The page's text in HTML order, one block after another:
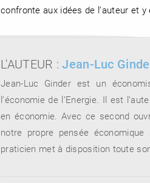
confronte aux idées de l’auteur et
L'AUTEUR :Jean-Luc
Jean-Luc Ginder est un
l’économie de l’Energie. Il est
en économie. Avec ce second
notre propre pensée
praticien met à disposition toute